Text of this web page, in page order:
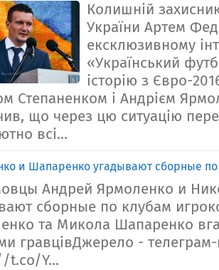
Колишній
України Артем
ексклюзивному
«Український
історію з Євро-
Степаненком і Андрієм
що через цю ситуацію
всі...
и Шапаренко угадывают сборные по
Андрей Ярмоленко и
сборные по клубам
та Микола Шапаренко
гравцівДжерело -
t.co/Y...